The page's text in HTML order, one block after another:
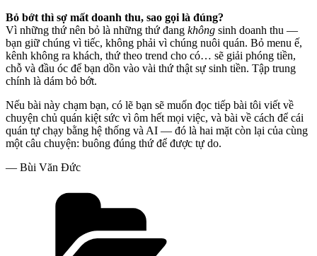
Bỏ bớt thì sợ mất doanh thu, sao gọi là đúng?
Vì những thứ nên bỏ là những thứ đang không sinh doanh thu —
bạn giữ chúng vì tiếc, không phải vì chúng nuôi quán. Bỏ menu ế,
kênh không ra khách, thứ theo trend cho có… sẽ giải phóng tiền,
chỗ và đầu óc để bạn dồn vào vài thứ thật sự sinh tiền. Tập trung
chính là dám bỏ bớt.
Nếu bài này chạm bạn, có lẽ bạn sẽ muốn đọc tiếp bài tôi viết về
chuyện chủ quán kiệt sức vì ôm hết mọi việc, và bài về cách để cái
quán tự chạy bằng hệ thống và AI — đó là hai mặt còn lại của cùng
một câu chuyện: buông đúng thứ để được tự do.
— Bùi Văn Đức